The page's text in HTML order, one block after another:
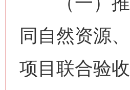
同自然资源
项目联合验